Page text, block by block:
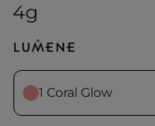
4g
1 Coral Glow